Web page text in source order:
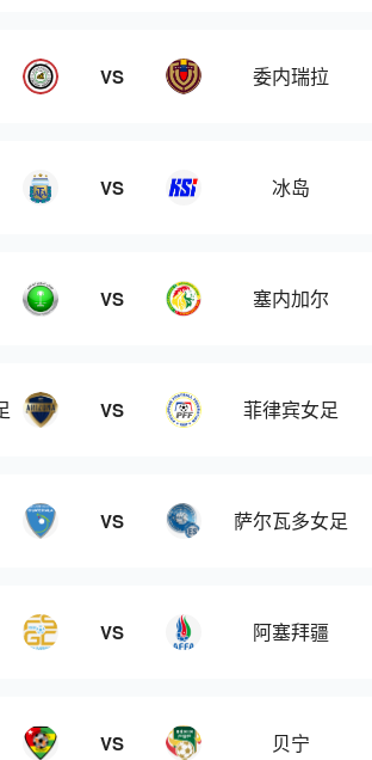
VS 委内瑞拉
VS 冰岛
VS 塞内加尔
VS 菲律宾女足
VS 萨尔瓦多女足
VS 阿塞拜疆
VS 贝宁